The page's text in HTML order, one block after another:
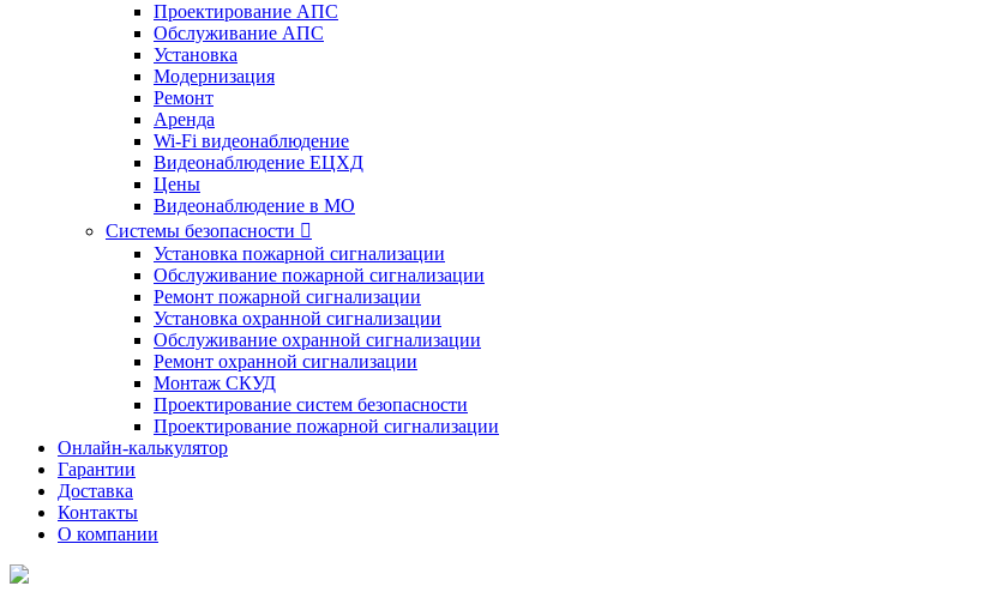
Проектирование АПС
Обслуживание АПС
Установка
Модернизация
Ремонт
Аренда
Wi-Fi видеонаблюдение
Видеонаблюдение ЕЦХД
Цены
Видеонаблюдение в МО
Системы безопасности 
Установка пожарной сигнализации
Обслуживание пожарной сигнализации
Ремонт пожарной сигнализации
Установка охранной сигнализации
Обслуживание охранной сигнализации
Ремонт охранной сигнализации
Монтаж СКУД
Проектирование систем безопасности
Проектирование пожарной сигнализации
Онлайн-калькулятор
Гарантии
Доставка
Контакты
О компании